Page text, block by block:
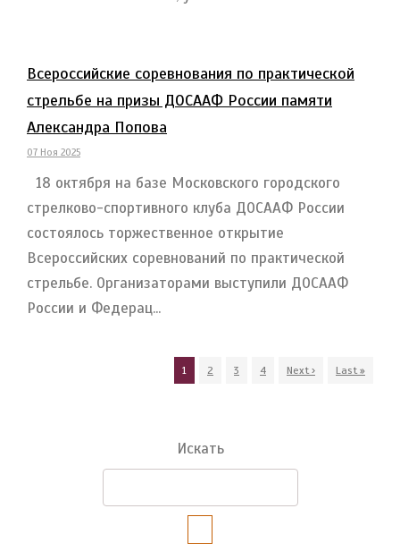
Всероссийские соревнования по практической
стрельбе на призы ДОСААФ России памяти
Александра Попова
07 Ноя 2025
18 октября на базе Московского городского
стрелково-спортивного клуба ДОСААФ России
состоялось торжественное открытие
Всероссийских соревнований по практической
стрельбе. Организаторами выступили ДОСААФ
России и Федерац...
1 2 3 4 Next › Last »
Искать